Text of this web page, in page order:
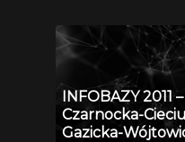
Pomorskiej
Cyfrowej
INFOBAZY 2011
Czarnocka-
Gazicka-